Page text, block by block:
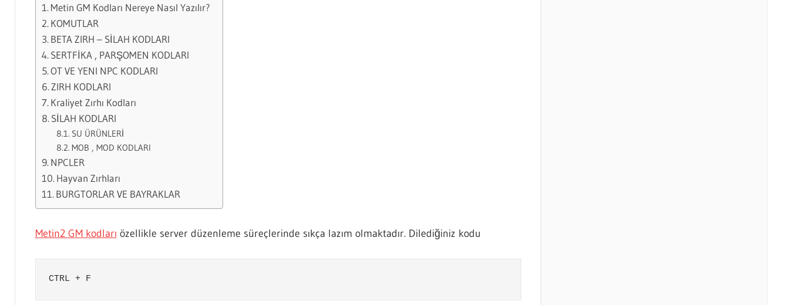
Metin GM Kodları Nereye Nasıl Yazılır?
KOMUTLAR
BETA ZIRH – SİLAH KODLARI
SERTFİKA , PARŞOMEN KODLARI
OT VE YENI NPC KODLARI
ZIRH KODLARI
Kraliyet Zırhı Kodları
SİLAH KODLARI
SU ÜRÜNLERİ
MOB , MOD KODLARI
NPCLER
Hayvan Zırhları
BURGTORLAR VE BAYRAKLAR
Metin2 GM kodları özellikle server düzenleme süreçlerinde sıkça lazım olmaktadır. Dilediğiniz kodu
CTRL + F